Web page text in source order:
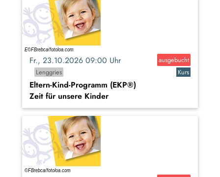
Fr., 23.10.2026 09:00 Uhr
ausgebucht
Lenggries
Kurs
Eltern-Kind-Programm (EKP®)
Zeit für unsere Kinder